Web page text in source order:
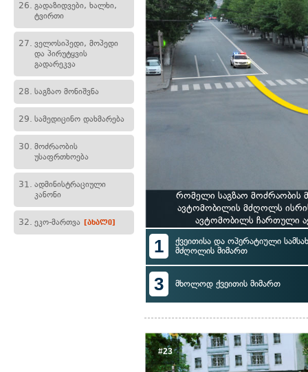
26. გადაზიდვები, ხალხი,
ტვირთი
27. ველოსიპედი, მოპედი
და პირუტყვის
გადარეკვა
28. საგზაო მონიშვნა
29. სამედიცინო დახმარება
30. მოძრაობის
უსაფრთხოება
31. ადმინისტრაციული
კანონი
32. ეკო-მართვა [ახალი]
რომელი საგზაო მოძრაობის
ავტომობილის მძღოლს
ავტომობილს ჩართული
1
ქვეითისა და ოპერატიული
მძღოლის მიმართ
3 მხოლოდ ქვეითის მიმართ
#23